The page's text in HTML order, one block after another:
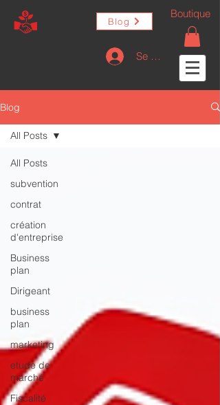
Blog
Se connecter
Boutique
Blog
All Posts
subvention
contrat
création
d'entreprise
Business
plan
Dirigeant
business
plan
marketing
etude de
marché
Fiscalité
All Posts